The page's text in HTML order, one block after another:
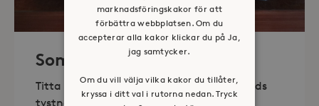
Sommaröppet kapell
Titta in, tänd ett ljus, sitt ned för en stunds
tystnad. Det erbjuds också enkelt fika
marknadsföringskakor för att
förbättra webbplatsen. Om du
accepterar alla kakor klickar du på Ja,
jag samtycker.
Om du vill välja vilka kakor du tillåter,
kryssa i ditt val i rutorna nedan. Tryck